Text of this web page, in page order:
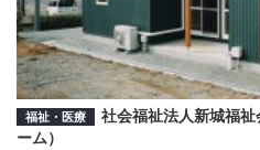
福祉・医療
社会福祉法人新城福
ーム）